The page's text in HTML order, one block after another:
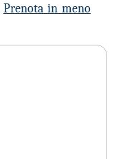
Prenota in meno